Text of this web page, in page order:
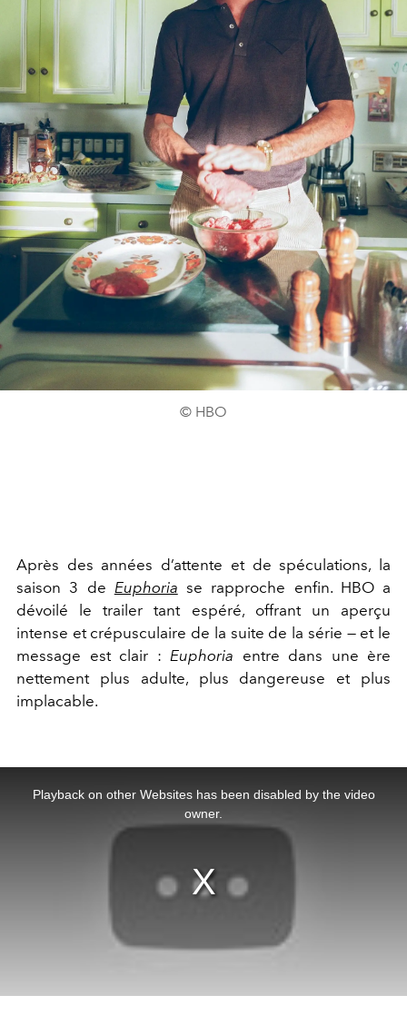
© HBO
Après des années d’attente et de spéculations, la
saison 3 de Euphoria se rapproche enfin. HBO a
dévoilé le trailer tant espéré, offrant un aperçu
intense et crépusculaire de la suite de la série — et le
message est clair : Euphoria entre dans une ère
nettement plus adulte, plus dangereuse et plus
implacable.
Playback on other Websites has been disabled by the video
owner.